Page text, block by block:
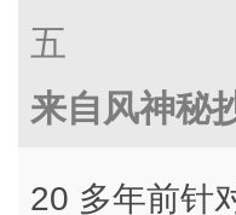
五
来自风神秘
20 多年前针